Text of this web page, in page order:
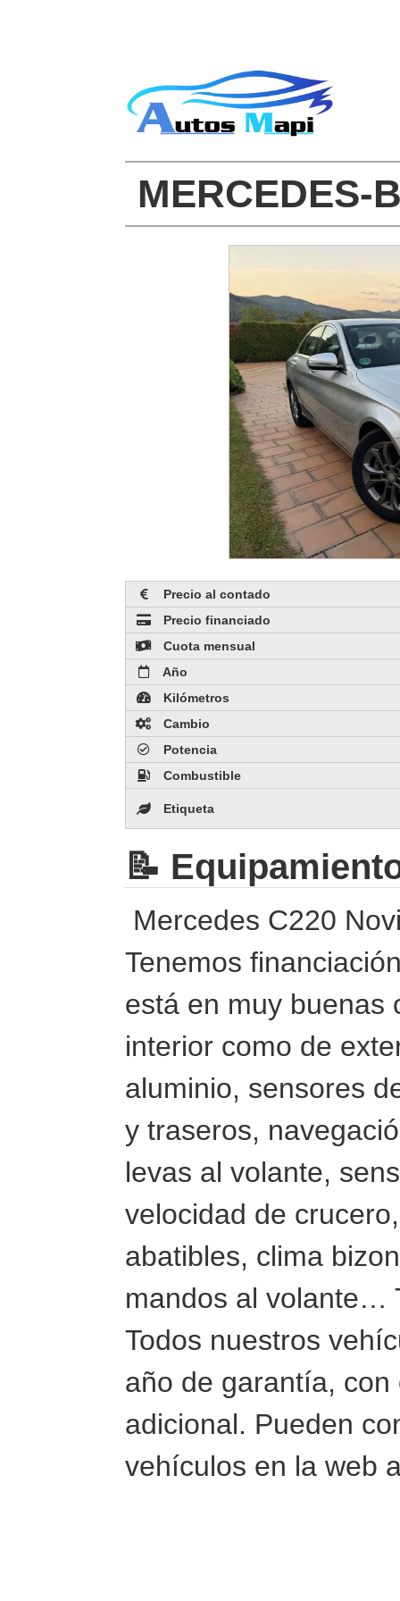
MERCEDES-
Precio al contado
Precio financiado
Cuota mensual
Año
Kilómetros
Cambio
Potencia
Combustible
Etiqueta
📝
Mercedes C220
Tenemos
está en muy buenas
interior como de
aluminio, sensores
y traseros,
levas al volante,
velocidad de
abatibles, clima
mandos al volante…
Todos nuestros
año de garantía,
adicional. Pueden
vehículos en la web